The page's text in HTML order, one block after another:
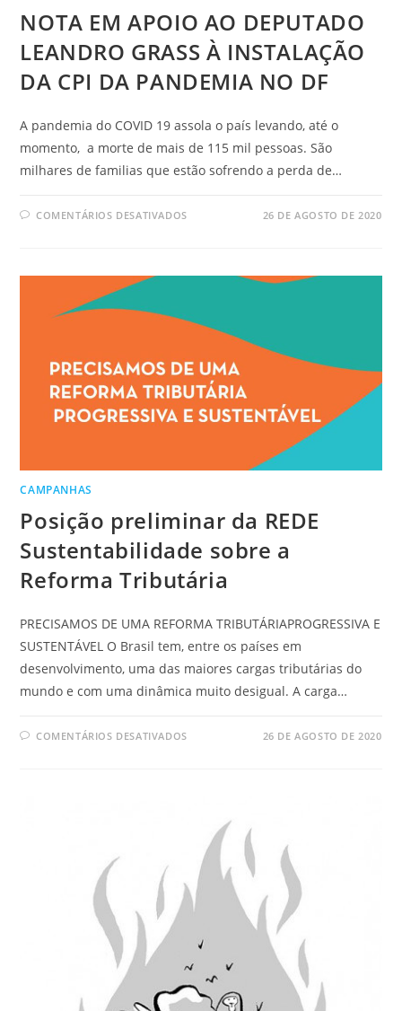
NOTA EM APOIO AO DEPUTADO
LEANDRO GRASS À INSTALAÇÃO
DA CPI DA PANDEMIA NO DF
A pandemia do COVID 19 assola o país levando, até o
momento, a morte de mais de 115 mil pessoas. São
milhares de familias que estão sofrendo a perda de…
COMENTÁRIOS DESATIVADOS 26 DE AGOSTO DE 2020
CAMPANHAS
Posição preliminar da REDE
Sustentabilidade sobre a
Reforma Tributária
PRECISAMOS DE UMA REFORMA TRIBUTÁRIAPROGRESSIVA E
SUSTENTÁVEL O Brasil tem, entre os países em
desenvolvimento, uma das maiores cargas tributárias do
mundo e com uma dinâmica muito desigual. A carga…
COMENTÁRIOS DESATIVADOS 26 DE AGOSTO DE 2020